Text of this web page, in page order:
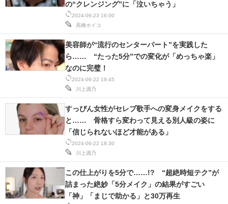
2024-06-23 16:00
高橋ホイコ
の“クレンジング”に「泣いちゃう」
2024-06-22 19:45
川上酒乃
美容師が“流行のセンターパート”を実践した
ら…… “たった5分”での変化が「めっちゃ楽」
なのに完璧！
2024-06-22 18:30
川上酒乃
すっぴん女性がセレブ歌手への変身メイクをする
と…… 骨格すら変わって見える別人級の姿に
「信じられないほど才能がある」
この仕上がりを5分で……!? “超絶時短テク”が
詰まった絶妙「5分メイク」の結果がすごい
「神」「まじで助かる」と30万再生